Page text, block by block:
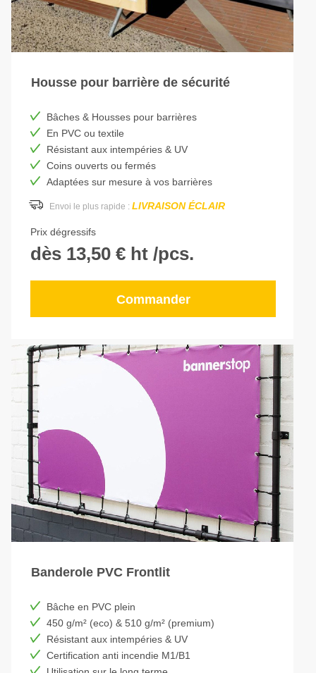
Housse pour barrière de sécurité
Bâches & Housses pour barrières
En PVC ou textile
Résistant aux intempéries & UV
Coins ouverts ou fermés
Adaptées sur mesure à vos barrières
Envoi le plus rapide : LIVRAISON ÉCLAIR
Prix dégressifs
dès 13,50 € ht /pcs.
Commander
Banderole PVC Frontlit
Bâche en PVC plein
450 g/m² (eco) & 510 g/m² (premium)
Résistant aux intempéries & UV
Certification anti incendie M1/B1